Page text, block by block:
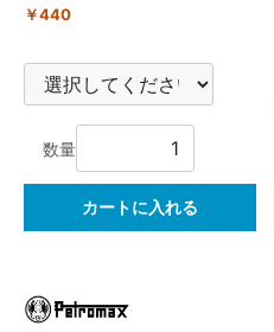
￥440
数量
カートに入れる